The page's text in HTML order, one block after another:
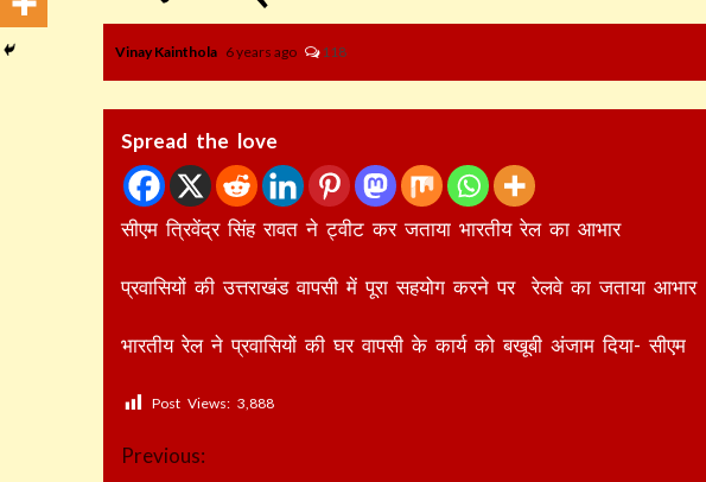
Vinay Kainthola 6 years ago 118
Spread the love
सीएम त्रिवेंद्र सिंह रावत ने ट्वीट कर जताया भारतीय रेल का आभार
प्रवासियों की उत्तराखंड वापसी में पूरा सहयोग करने पर रेलवे का जताया आभार
भारतीय रेल ने प्रवासियों की घर वापसी के कार्य को बखूबी अंजाम दिया- सीएम
Post Views: 3,888
Continue
Previous: